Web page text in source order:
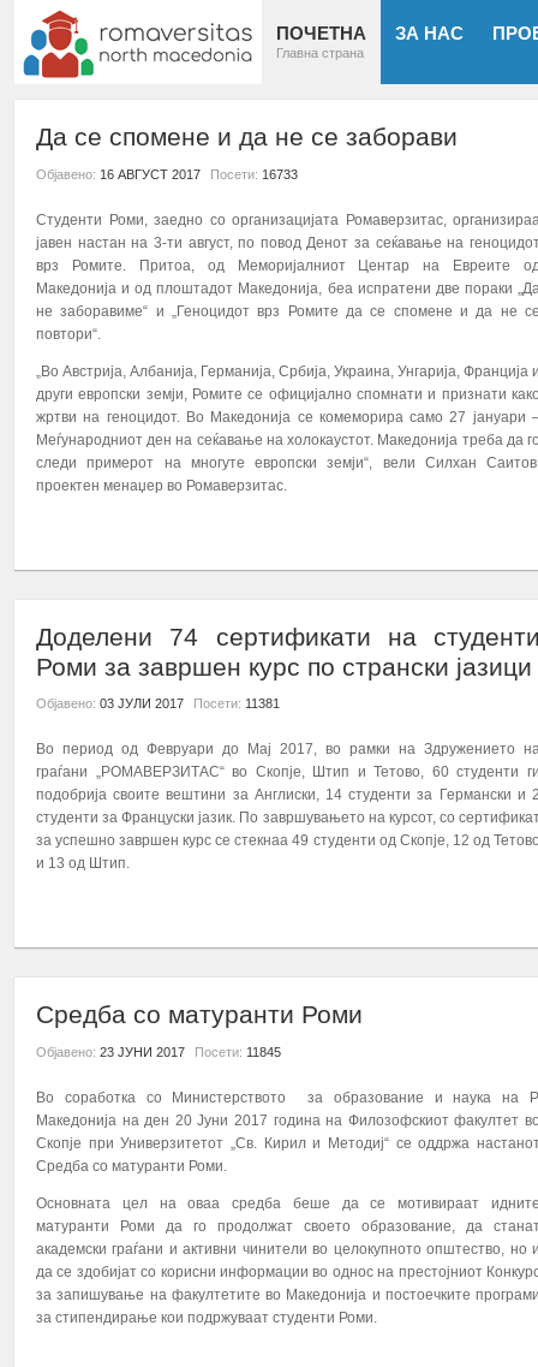
ПОЧЕТНА
Главна страна
ЗА НАС
Да се спомене и да не се заборави
Објавено: 16 АВГУСТ 2017 Посети: 16733
Студенти Роми, заедно со организацијата Ромаверзитас,
јавен настан на 3-ти август, по повод Денот за сеќавање на
врз Ромите. Притоа, од Меморијалниот Центар на Евреите
Македонија и од плоштадот Македонија, беа испратени две пораки
не заборавиме“ и „Геноцидот врз Ромите да се спомене и да не
повтори“.
„Во Австрија, Албанија, Германија, Србија, Украина, Унгарија, Франција
други европски земји, Ромите се официјално спомнати и признати
жртви на геноцидот. Во Македонија се комеморира само 27 јануари
Меѓународниот ден на сеќавање на холокаустот. Македонија треба да
следи примерот на многуте европски земји“, вели Силхан
проектен менаџер во Ромаверзитас.
Доделени 74 сертификати на
Роми за завршен курс по странски јазици
Објавено: 03 ЈУЛИ 2017 Посети: 11381
Во период од Февруари до Мај 2017, во рамки на Здружението
граѓани „РОМАВЕРЗИТАС“ во Скопје, Штип и Тетово, 60 студенти
подобрија своите вештини за Англиски, 14 студенти за Германски и
студенти за Француски јазик. По завршувањето на курсот, со
за успешно завршен курс се стекнаа 49 студенти од Скопје, 12 од
и 13 од Штип.
Средба со матуранти Роми
Објавено: 23 ЈУНИ 2017 Посети: 11845
Во соработка со Министерството за образование и наука на
Македонија на ден 20 Јуни 2017 година на Филозофскиот факултет
Скопје при Универзитетот „Св. Кирил и Методиј“ се оддржа
Средба со матуранти Роми.
Основната цел на оваа средба беше да се мотивираат
матуранти Роми да го продолжат своето образование, да
академски граѓани и активни чинители во целокупното општество, но
да се здобијат со корисни информации во однос на престојниот
за запишување на факултетите во Македонија и постоечките
за стипендирање кои подржуваат студенти Роми.
ПОВИК ЗА ПРИЈАВУВАЊЕ НА УЧЕСНИЦИ НА
Здружението на граѓани „Ромаверзитас“ -
Во рамките на проектот: „Зголемување на
студентите Роми во високото образов...
ПОВЕЌЕ...